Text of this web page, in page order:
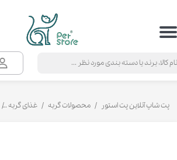
حساب کاربری من
خروج از حساب کاربری
پت شاپ آنلاین پت استور محصولات گربه غذای گربه